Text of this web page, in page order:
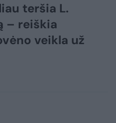
teršia L.
– reiškia
veikla už